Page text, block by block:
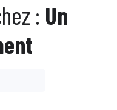
: Un